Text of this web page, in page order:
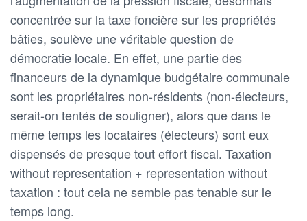
concentrée sur la taxe foncière sur les propriétés
bâties, soulève une véritable question de
démocratie locale. En effet, une partie des
financeurs de la dynamique budgétaire communale
sont les propriétaires non-résidents (non-électeurs,
serait-on tentés de souligner), alors que dans le
même temps les locataires (électeurs) sont eux
dispensés de presque tout effort fiscal. Taxation
without representation + representation without
taxation : tout cela ne semble pas tenable sur le
temps long.